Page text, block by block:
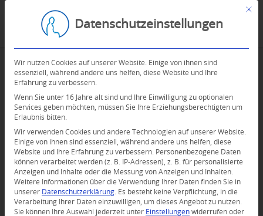
0
KOMMENTARE
Mit
Datenschutzeinstellungen
Wir nutzen Cookies auf unserer Website. Einige von ihnen sind
essenziell, während andere uns helfen, diese Website und Ihre
Erfahrung zu verbessern.
Wenn Sie unter 16 Jahre alt sind und Ihre Einwilligung zu optionalen
Services geben möchten, müssen Sie Ihre Erziehungsberechtigten um
Erlaubnis bitten.
Wir verwenden Cookies und andere Technologien auf unserer Website.
Einige von ihnen sind essenziell, während andere uns helfen, diese
Website und Ihre Erfahrung zu verbessern.
Personenbezogene Daten
können verarbeitet werden (z. B. IP-Adressen), z. B. für personalisierte
Anzeigen und Inhalte oder die Messung von Anzeigen und Inhalten.
Weitere Informationen über die Verwendung Ihrer Daten finden Sie in
unserer Datenschutzerklärung
Es besteht keine Verpflichtung, in die
Verarbeitung Ihrer Daten einzuwilligen, um dieses Angebot zu nutzen.
Sie können Ihre Auswahl jederzeit unter Einstellungen widerrufen oder